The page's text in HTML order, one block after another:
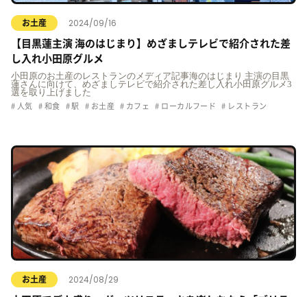
お土産 2024/09/16
【目黒蓮主演 海のはじまり】めざましテレビで紹介された差
し入れ小田原グルメ
小田原のお土産のレストランのメディア記事海のはじまり 主演の目黒
蓮さんに向けて、めざましテレビで紹介された差し入れ小田原グルメ3
選を取り上げました
人気 和食 駅 お土産 カフェ ローカルフード レストラン
お土産 2024/08/29